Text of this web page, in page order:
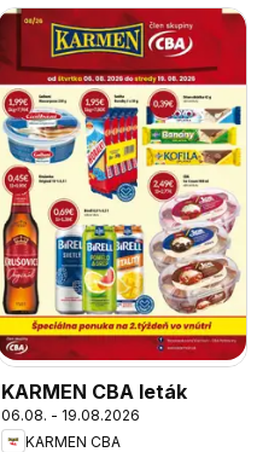
KARMEN CBA leták
06.08. - 19.08.2026
KARMEN CBA